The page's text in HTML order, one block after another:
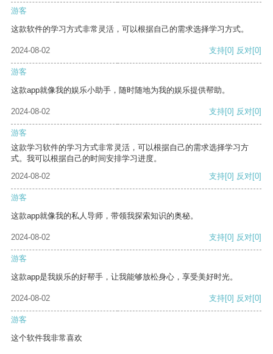
游客
这款软件的学习方式非常灵活，可以根据自己的需求选择学习方式。
2024-08-02 支持[0] 反对[0]
游客
这款app就像我的娱乐小助手，随时随地为我的娱乐提供帮助。
2024-08-02 支持[0] 反对[0]
游客
这款学习软件的学习方式非常灵活，可以根据自己的需求选择学习方
式。我可以根据自己的时间安排学习进度。
2024-08-02
支持[0] 反对[0]
游客
这款app就像我的私人导师，带领我探索知识的奥秘。
2024-08-02 支持[0] 反对[0]
游客
这款app是我娱乐的好帮手，让我能够放松身心，享受美好时光。
2024-08-02 支持[0] 反对[0]
游客
这个软件我非常喜欢